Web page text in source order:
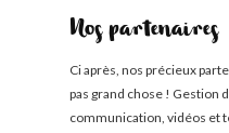
Nos partenaires
Ci après, nos précieux
pas grand chose ! Gestion
communication, vidéos et